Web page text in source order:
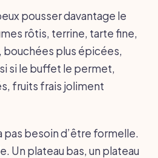
pousser davantage le
rôtis, terrine, tarte fine,
bouchées plus épicées,
si le buffet le permet,
fruits frais joliment
pas besoin d’être formelle.
Un plateau bas, un plateau